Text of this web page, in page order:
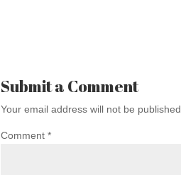
Submit a Comment
Your email address will not be published.
Comment*